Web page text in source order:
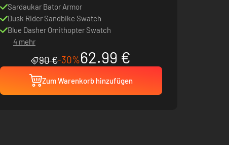
Sardaukar Bator Armor
Dusk Rider Sandbike Swatch
Blue Dasher Ornithopter Swatch
4 mehr
90 €-30%62.99 €
Zum Warenkorb hinzufügen